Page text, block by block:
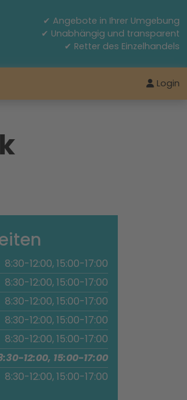
✔ Angebote in Ihrer Umgebung
✔ Unabhängig und transparent
✔ Retter des Einzelhandels
Login
8:30-12:00, 15:00-17:00
8:30-12:00, 15:00-17:00
8:30-12:00, 15:00-17:00
8:30-12:00, 15:00-17:00
8:30-12:00, 15:00-17:00
12:00, 15:00-17:00
8:30-12:00, 15:00-17:00